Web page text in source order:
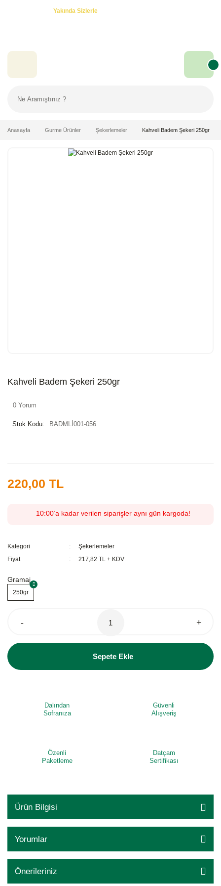
Yakında Sizlerle
Anasayfa Gurme Ürünler Şekerlemeler Kahveli Badem Şekeri 250gr
Kahveli Badem Şekeri 250gr
0 Yorum
Stok Kodu: BADMLİ001-056
220,00 TL
10:00’a kadar verilen siparişler aynı gün kargoda!
Kategori
Şekerlemeler
Fiyat
217,82 TL + KDV
Gramaj
250gr
- +
Sepete Ekle
Dalından
Sofranıza
Güvenli
Alışveriş
Özenli
Paketleme
Datçam
Sertifikası
Ürün Bilgisi
Yorumlar
Önerileriniz